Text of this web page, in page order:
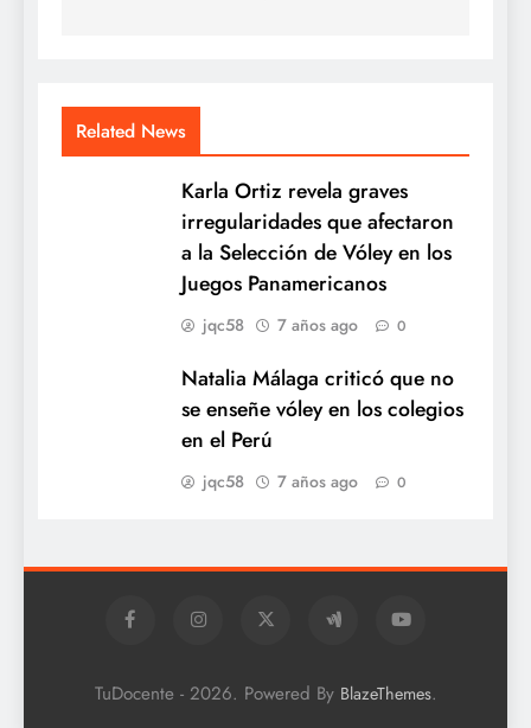
Related News
Karla Ortiz revela graves
irregularidades que afectaron
a la Selección de Vóley en los
Juegos Panamericanos
jqc58 7 años ago 0
Natalia Málaga criticó que no
se enseñe vóley en los colegios
en el Perú
jqc58 7 años ago 0
TuDocente - 2026. Powered By BlazeThemes.